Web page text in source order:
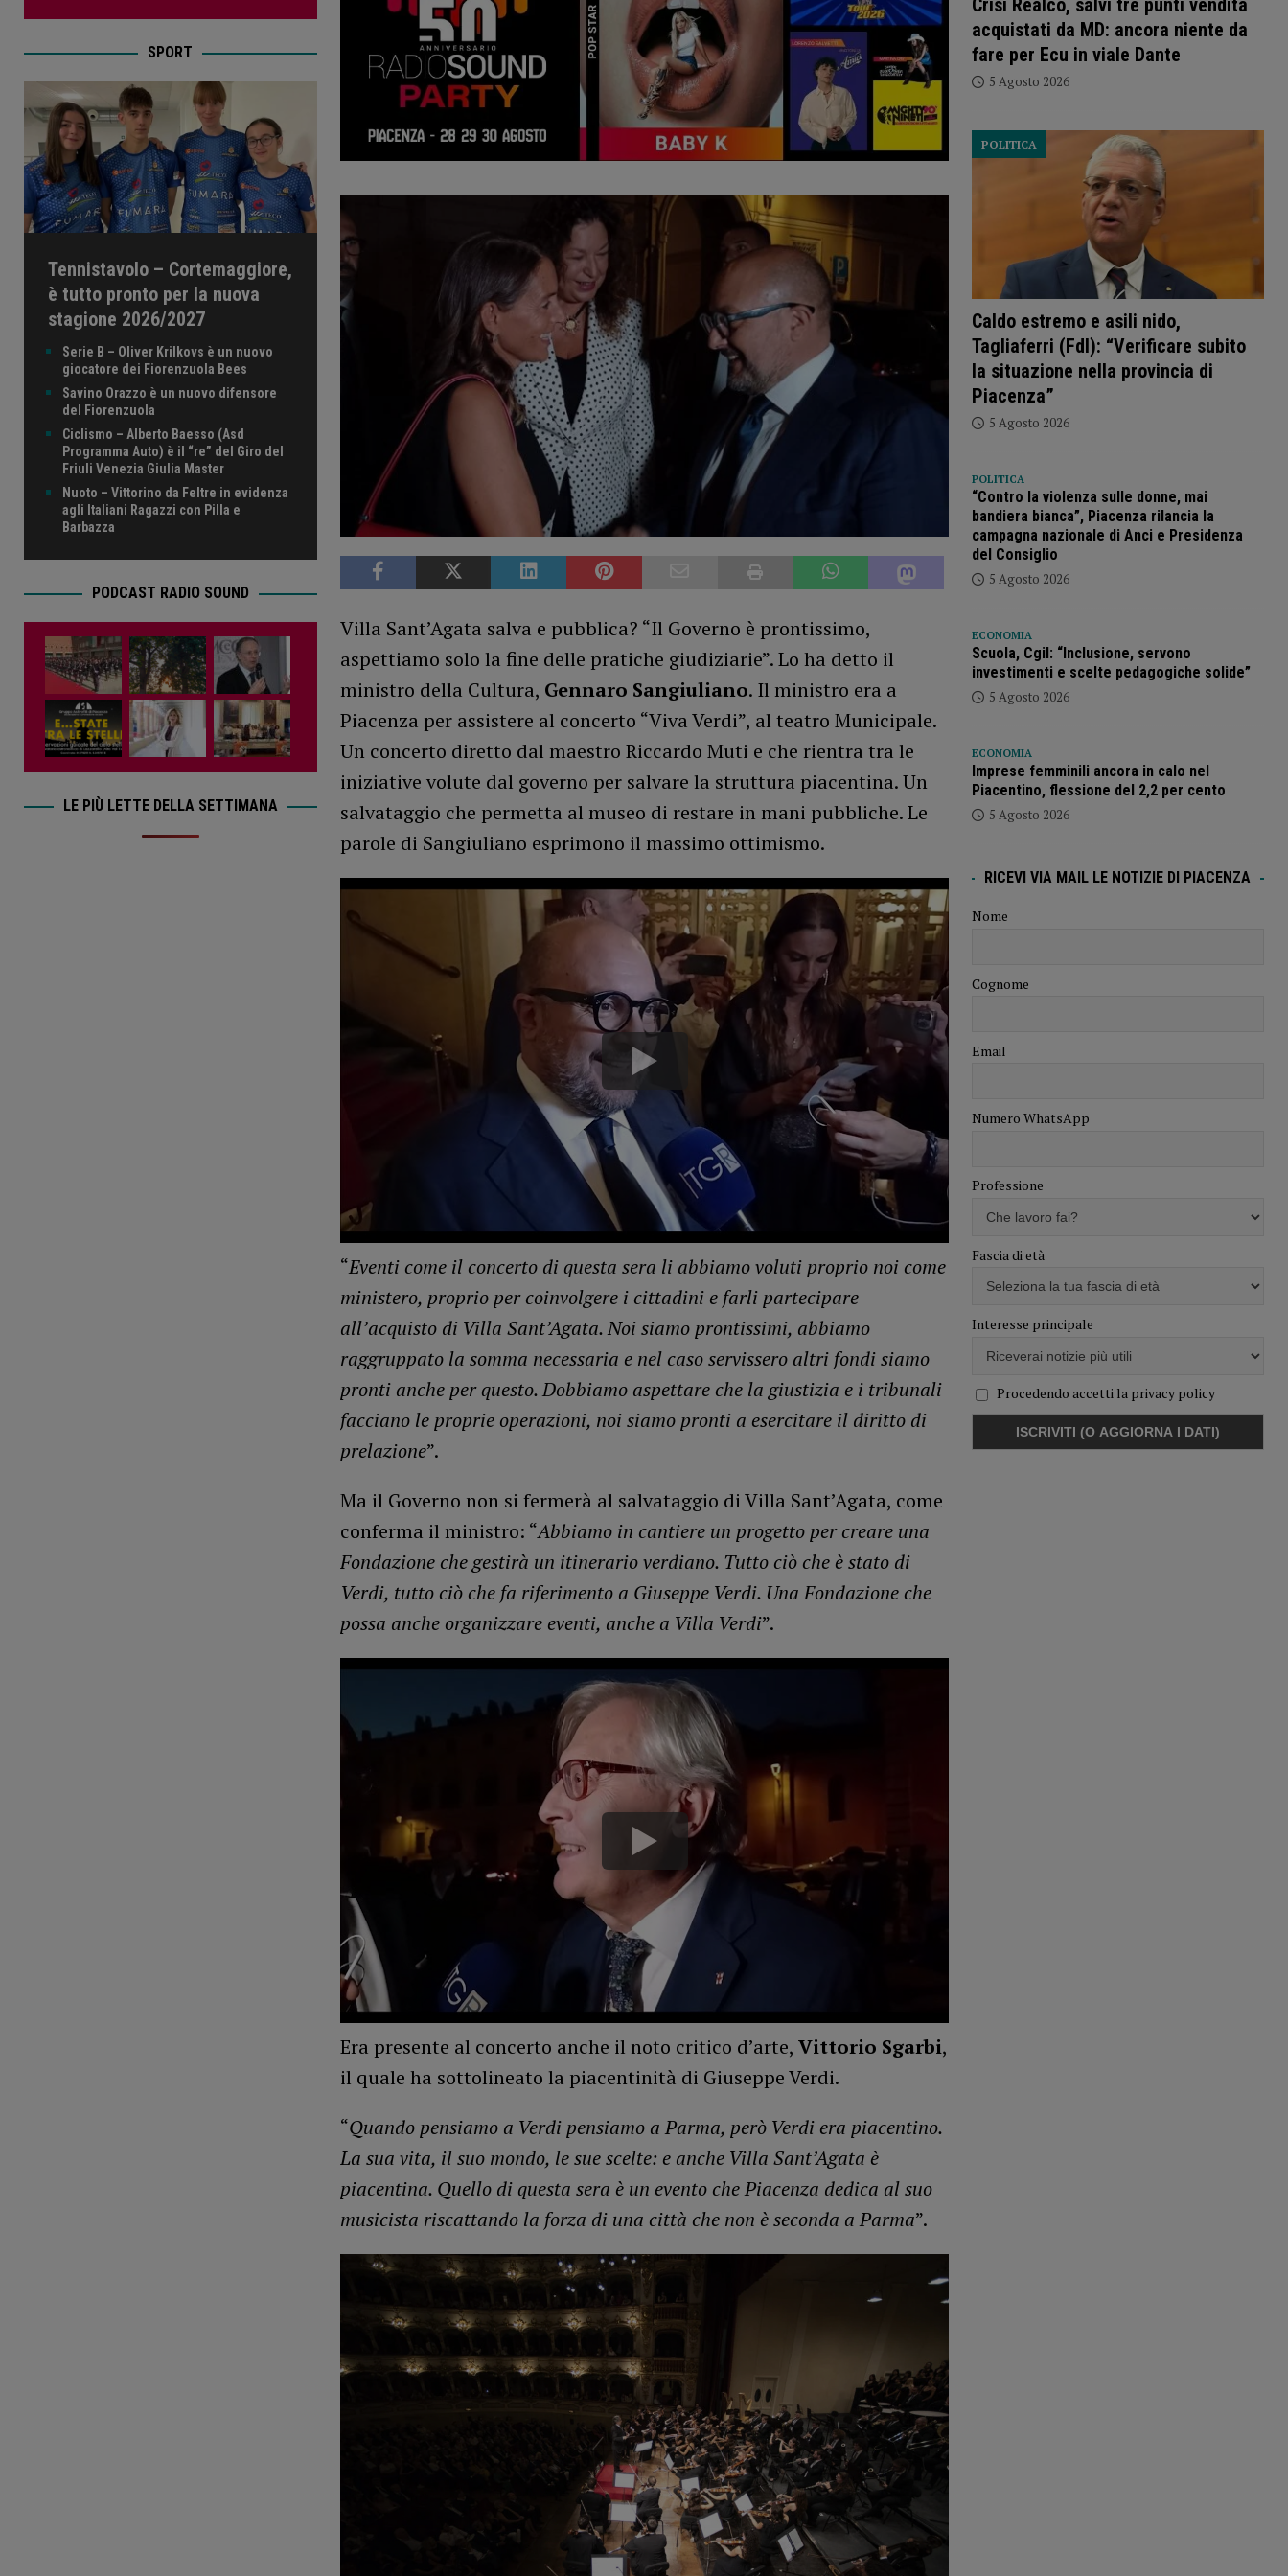
Villa Sant’Agata salva e pubblica? “Il Governo è prontissimo,
aspettiamo solo la fine delle pratiche giudiziarie”. Lo ha detto il
ministro della Cultura, Gennaro Sangiuliano. Il ministro era a
Piacenza per assistere al concerto “Viva Verdi”, al teatro Municipale.
Un concerto diretto dal maestro Riccardo Muti e che rientra tra le
iniziative volute dal governo per salvare la struttura piacentina. Un
salvataggio che permetta al museo di restare in mani pubbliche. Le
parole di Sangiuliano esprimono il massimo ottimismo.
“Eventi come il concerto di questa sera li abbiamo voluti proprio noi come
ministero, proprio per coinvolgere i cittadini e farli partecipare
all’acquisto di Villa Sant’Agata. Noi siamo prontissimi, abbiamo
raggruppato la somma necessaria e nel caso servissero altri fondi siamo
pronti anche per questo. Dobbiamo aspettare che la giustizia e i tribunali
facciano le proprie operazioni, noi siamo pronti a esercitare il diritto di
prelazione”.
Ma il Governo non si fermerà al salvataggio di Villa Sant’Agata, come
conferma il ministro: “Abbiamo in cantiere un progetto per creare una
Fondazione che gestirà un itinerario verdiano. Tutto ciò che è stato di
Verdi, tutto ciò che fa riferimento a Giuseppe Verdi. Una Fondazione che
possa anche organizzare eventi, anche a Villa Verdi”.
Era presente al concerto anche il noto critico d’arte, Vittorio Sgarbi,
il quale ha sottolineato la piacentinità di Giuseppe Verdi.
“Quando pensiamo a Verdi pensiamo a Parma, però Verdi era piacentino.
La sua vita, il suo mondo, le sue scelte: e anche Villa Sant’Agata è
piacentina. Quello di questa sera è un evento che Piacenza dedica al suo
musicista riscattando la forza di una città che non è seconda a Parma”.
SPORT
Tennistavolo – Cortemaggiore,
è tutto pronto per la nuova
stagione 2026/2027
Serie B – Oliver Krilkovs è un nuovo
giocatore dei Fiorenzuola Bees
Savino Orazzo è un nuovo difensore
del Fiorenzuola
Ciclismo – Alberto Baesso (Asd
Programma Auto) è il “re” del Giro del
Friuli Venezia Giulia Master
Nuoto – Vittorino da Feltre in evidenza
agli Italiani Ragazzi con Pilla e
Barbazza
PODCAST RADIO SOUND
LE PIÙ LETTE DELLA SETTIMANA
Crisi Realco, salvi tre punti vendita
acquistati da MD: ancora niente da
fare per Ecu in viale Dante
5 Agosto 2026
Caldo estremo e asili nido,
Tagliaferri (FdI): “Verificare subito
la situazione nella provincia di
Piacenza”
POLITICA
5 Agosto 2026
POLITICA
“Contro la violenza sulle donne, mai
bandiera bianca”, Piacenza rilancia la
campagna nazionale di Anci e Presidenza
del Consiglio
5 Agosto 2026
ECONOMIA
Scuola, Cgil: “Inclusione, servono
investimenti e scelte pedagogiche solide”
5 Agosto 2026
ECONOMIA
Imprese femminili ancora in calo nel
Piacentino, flessione del 2,2 per cento
5 Agosto 2026
RICEVI VIA MAIL LE NOTIZIE DI PIACENZA
Nome
Cognome
Email
Numero WhatsApp
Professione
Fascia di età
Interesse principale
Procedendo accetti la privacy policy